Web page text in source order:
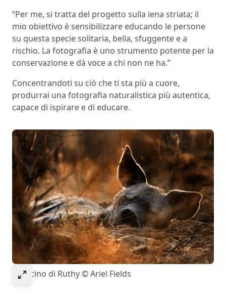
“Per me, si tratta del progetto sulla iena striata; il
mio obiettivo è sensibilizzare educando le persone
su questa specie solitaria, bella, sfuggente e a
rischio. La fotografia è uno strumento potente per la
conservazione e dà voce a chi non ne ha.”
Concentrandoti su ciò che ti sta più a cuore,
produrrai una fotografia naturalistica più autentica,
capace di ispirare e di educare.
Select to expand image
Il fascino di Ruthy © Ariel Fields